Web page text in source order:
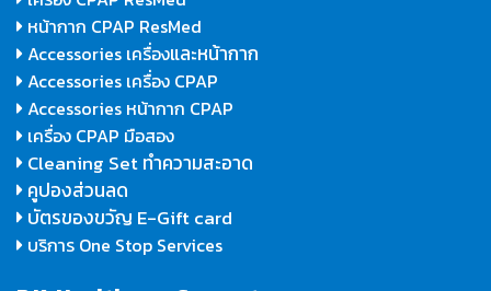
หน้ากาก CPAP ResMed
Accessories เครื่องและหน้ากาก
Accessories เครื่อง CPAP
Accessories หน้ากาก CPAP
เครื่อง CPAP มือสอง
Cleaning Set ทำความสะอาด
คูปองส่วนลด
บัตรของขวัญ E-Gift card
บริการ One Stop Services